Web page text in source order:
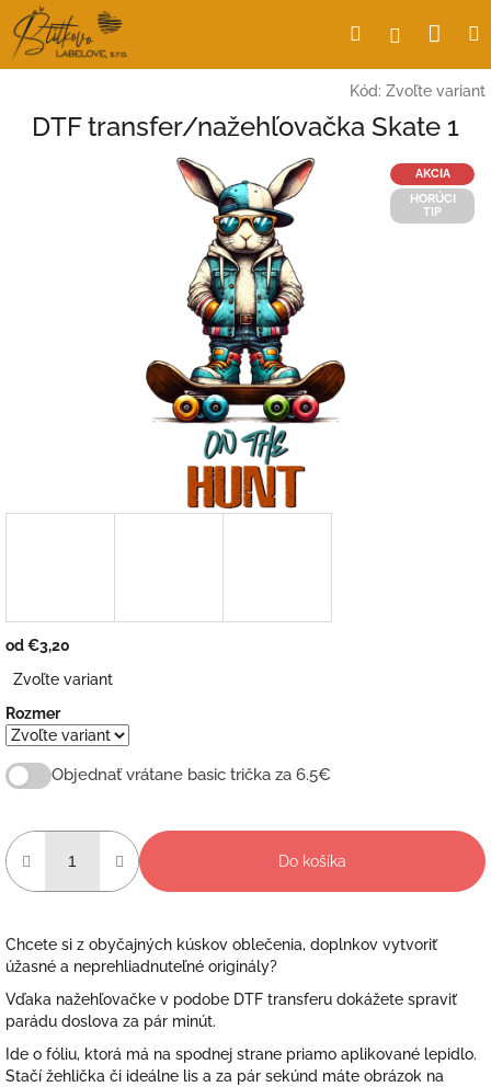
Prejsť
na
obsah
Hľadať
Kód: Zvoľte variant
DTF transfer/nažehľovačka Skate 1
AKCIA
HORÚCI
TIP
od€3,20
cena:
Zvoľte variant
Rozmer
Objednať vrátane basic trička za 6.5€
Do košíka
Chcete si z obyčajných kúskov oblečenia, doplnkov vytvoriť
úžasné a neprehliadnuteľné originály?
Vďaka nažehľovačke v podobe DTF transferu dokážete spraviť
parádu doslova za pár minút.
Ide o fóliu, ktorá má na spodnej strane priamo aplikované lepidlo.
Stačí žehlička či ideálne lis a za pár sekúnd máte obrázok na